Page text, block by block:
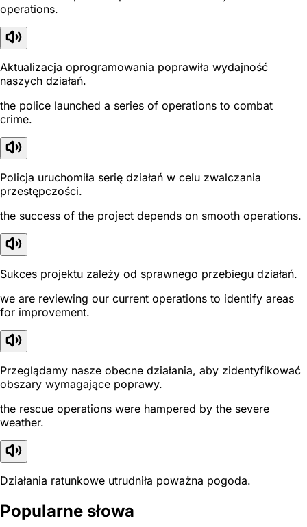
operations.
Aktualizacja oprogramowania poprawiła wydajność
naszych działań.
the police launched a series of operations to combat
crime.
Policja uruchomiła serię działań w celu zwalczania
przestępczości.
the success of the project depends on smooth operations.
Sukces projektu zależy od sprawnego przebiegu działań.
we are reviewing our current operations to identify areas
for improvement.
Przeglądamy nasze obecne działania, aby zidentyfikować
obszary wymagające poprawy.
the rescue operations were hampered by the severe
weather.
Działania ratunkowe utrudniła poważna pogoda.
Popularne słowa